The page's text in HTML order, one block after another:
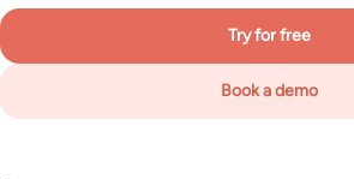
Try for free
Book a demo